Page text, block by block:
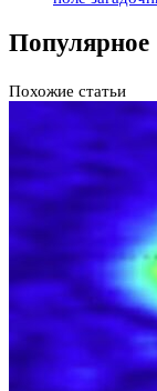
Популярное
Похожие статьи